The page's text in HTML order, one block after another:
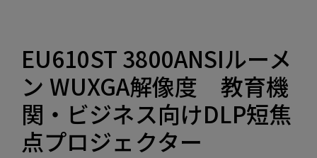
EU610ST 3800ANSIルーメ
ン WUXGA解像度 教育機
関・ビジネス向けDLP短焦
点プロジェクター